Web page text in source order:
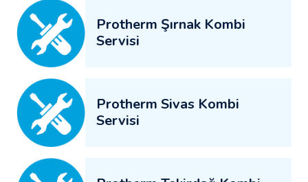
Protherm Şırnak Kombi
Servisi
Protherm Sivas Kombi
Servisi